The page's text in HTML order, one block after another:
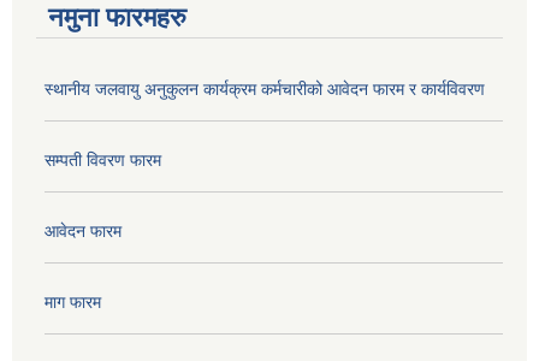
नमुना फारमहरु
स्थानीय जलवायु अनुकुलन कार्यक्रम कर्मचारीको आवेदन फारम र कार्यविवरण
सम्पती विवरण फारम
आवेदन फारम
माग फारम